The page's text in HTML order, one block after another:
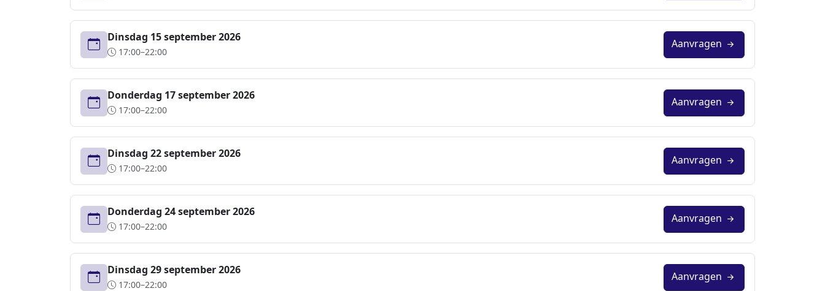
Dinsdag 15 september 2026
17:00–22:00
Aanvragen
Donderdag 17 september 2026
17:00–22:00
Aanvragen
Dinsdag 22 september 2026
17:00–22:00
Aanvragen
Donderdag 24 september 2026
17:00–22:00
Aanvragen
Dinsdag 29 september 2026
17:00–22:00
Aanvragen